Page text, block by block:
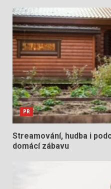
PR
Streamování, hudba i
domácí zábavu